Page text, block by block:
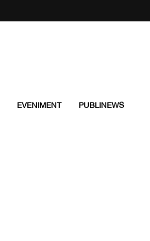
EVENIMENT PUBLINEWS